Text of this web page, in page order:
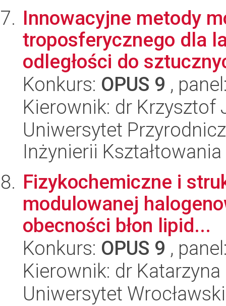
Innowacyjne metody
troposferycznego dla
odległości do
Konkurs: OPUS 9 ,
Kierownik: dr Krzysztof
Uniwersytet
Inżynierii
Fizykochemiczne i
modulowanej
obecności błon lipid...
Konkurs: OPUS 9 ,
Kierownik: dr
Uniwersytet